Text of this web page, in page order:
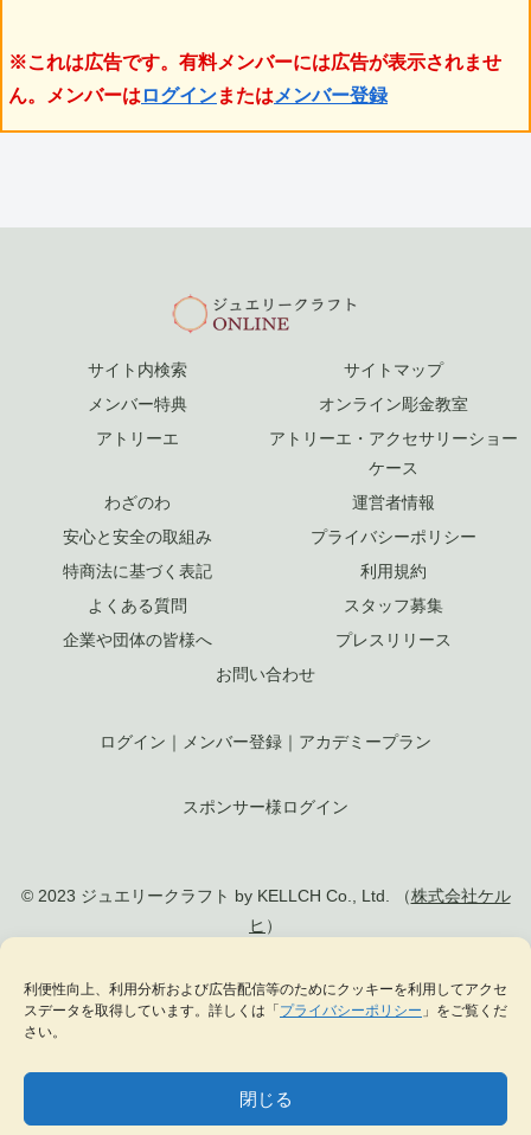
利便性向上、利用分析および広告配信等のためにクッキーを利用してアクセ
スデータを取得しています。詳しくは「 プライバシーポリシー 」をご覧くだ
さい。
閉じる
※これは広告です。有料メンバーには広告が表示されませ
ん。メンバーは ログインまたは メンバー登録
サイト内検索
サイトマップ
メンバー特典
オンライン彫金教室
アトリーエ
アトリーエ・アクセサリーショー
ケース
わざのわ
運営者情報
安心と安全の取組み
プライバシーポリシー
特商法に基づく表記
利用規約
よくある質問
スタッフ募集
企業や団体の皆様へ
プレスリリース
お問い合わせ
ログイン ｜ メンバー登録 ｜ アカデミープラン
スポンサー様ログイン
© 2023 ジュエリークラフト by KELLCH Co., Ltd. （株式会社ケル
ヒ ）
私達は、地方創生SDGs官民連携プラットフォームに加盟しています
私達は、（一社）日本ジュエリー協会 の正会員として日本のジュエリー文化の発